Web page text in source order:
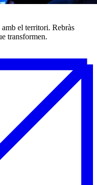
el territori. Rebràs
transformen.